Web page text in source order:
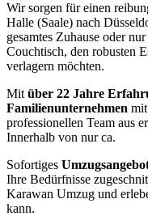
Wir sorgen für einen
Halle (Saale) nach
gesamtes Zuhause oder
Couchtisch, den robusten
verlagern möchten.
Mit über 22 Jahre
Familienunternehmen mit
professionellen Team aus
Innerhalb von nur ca.
Sofortiges
Ihre Bedürfnisse
Karawan Umzug und
kann.